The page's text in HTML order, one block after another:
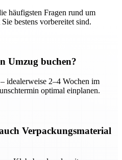
häufigsten Fragen rund um
bestens vorbereitet sind.
Umzug buchen?
idealerweise 2–4 Wochen im
optimal einplanen.
Verpackungsmaterial